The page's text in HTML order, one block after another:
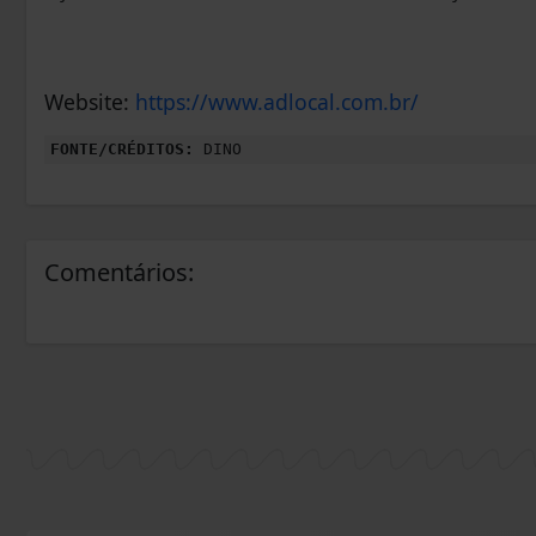
Website: https://www.adlocal.com.br/
FONTE/CRÉDITOS: DINO
Comentários: